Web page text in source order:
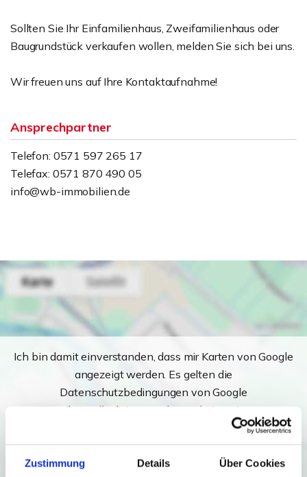
Zustimmung Details Über Cookies
Sollten Sie Ihr Einfamilienhaus, Zweifamilienhaus oder
Baugrundstück verkaufen wollen, melden Sie sich bei uns.
Wir freuen uns auf Ihre Kontaktaufnahme!
Ansprechpartner
Telefon: 0571 597 265 17
Telefax: 0571 870 490 05
info@wb-immobilien.de
Ich bin damit einverstanden, dass mir Karten von Google
angezeigt werden. Es gelten die
Datenschutzbedingungen von Google
(https://policies.google.com/privacy).
Ich bin einverstanden